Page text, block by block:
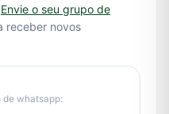
Envie o seu grupo de
receber novos
de whatsapp: